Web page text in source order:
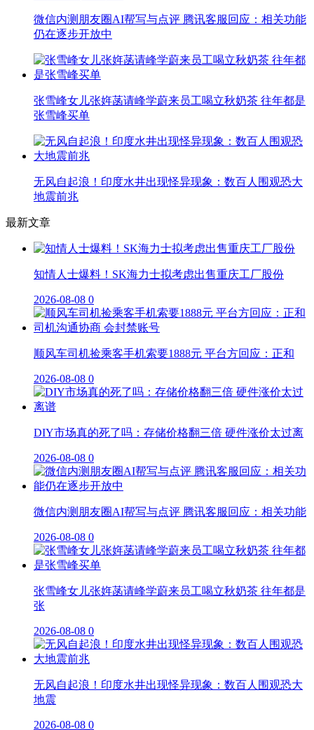
微信内测朋友圈AI帮写与点评 腾讯客服回应：相关功能
仍在逐步开放中
张雪峰女儿张姩菡请峰学蔚来员工喝立秋奶茶 往年都是
张雪峰买单
无风自起浪！印度水井出现怪异现象：数百人围观恐大
地震前兆
最新文章
知情人士爆料！SK海力士拟考虑出售重庆工厂股份
2026-08-08 0
顺风车司机捡乘客手机索要1888元 平台方回应：正和
2026-08-08 0
DIY市场真的死了吗：存储价格翻三倍 硬件涨价太过离
2026-08-08 0
微信内测朋友圈AI帮写与点评 腾讯客服回应：相关功能
2026-08-08 0
张雪峰女儿张姩菡请峰学蔚来员工喝立秋奶茶 往年都是
张
2026-08-08 0
无风自起浪！印度水井出现怪异现象：数百人围观恐大
地震
2026-08-08 0